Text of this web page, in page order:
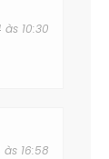
10:30
16:58